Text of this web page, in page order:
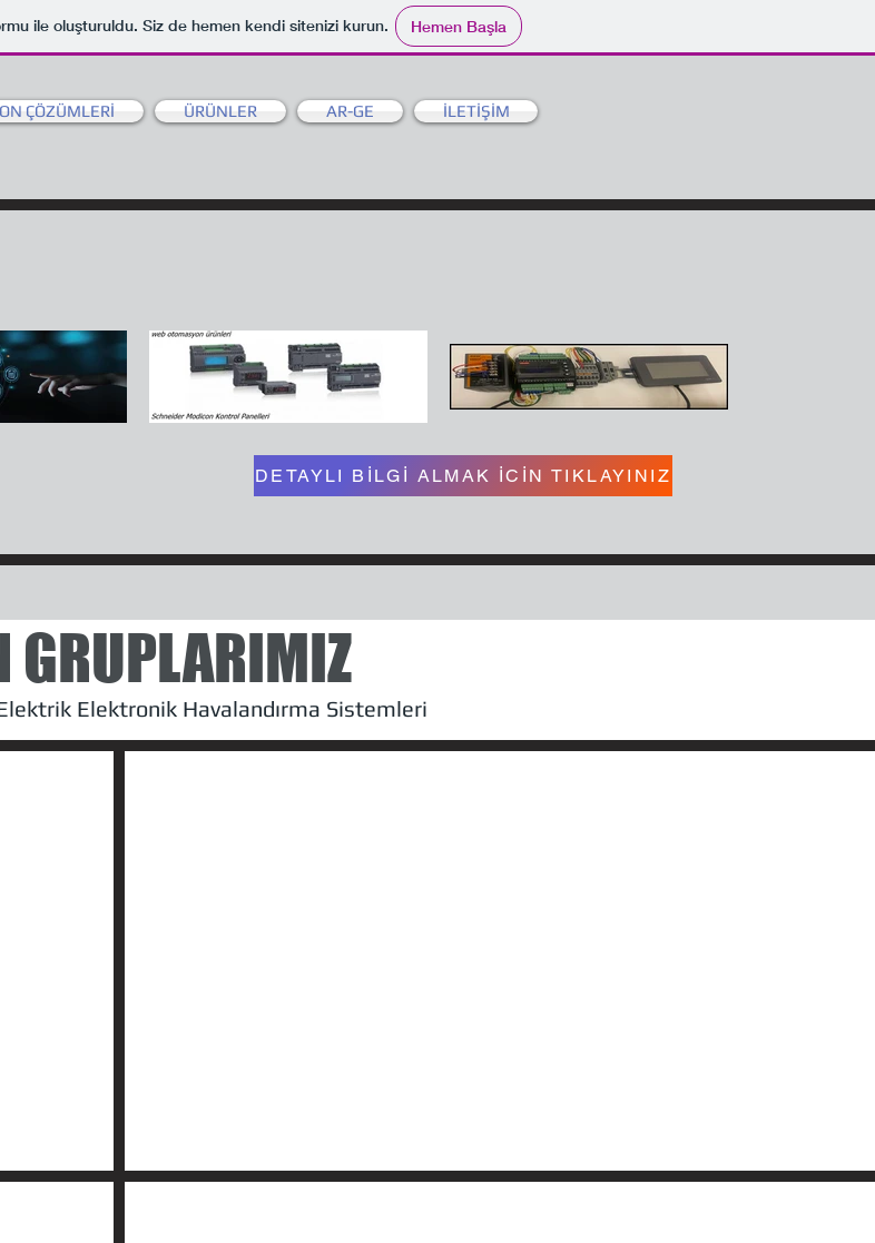
ile oluşturuldu. Siz de hemen kendi sitenizi kurun. Hemen Başla
ÇÖZÜMLERİ ÜRÜNLER AR-GE İLETİŞİM
DETAYLI BİLGİ ALMAK İCİN TIKLAYINIZ
GRUPLARIMIZ
Elektronik Havalandırma Sistemleri